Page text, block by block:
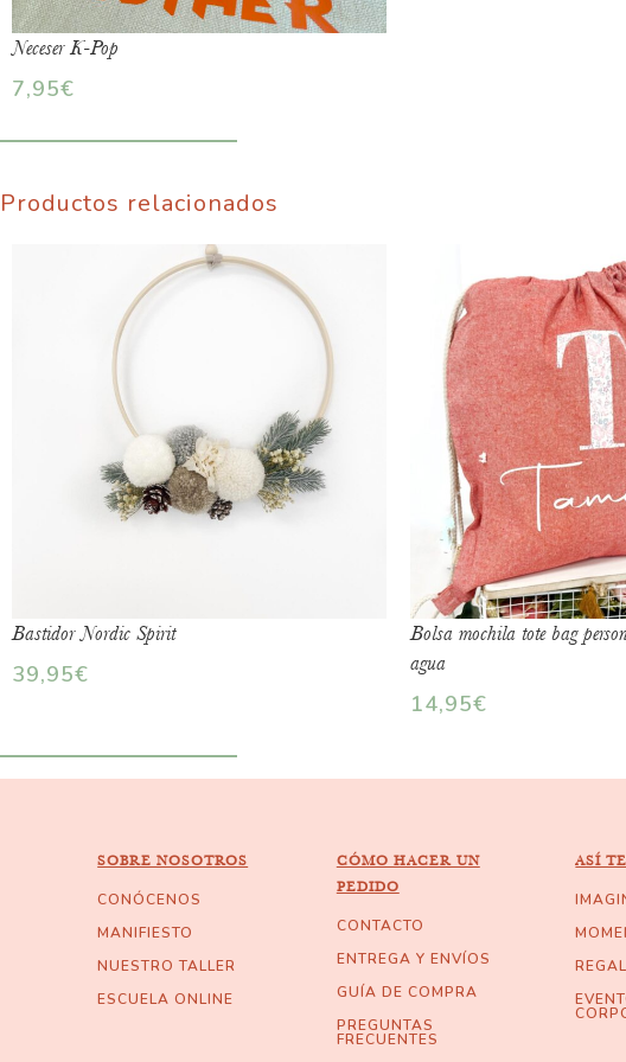
Neceser K-Pop
7,95€
Productos relacionados
Bastidor Nordic Spirit
39,95€
Bolsa mochila tote bag
agua
14,95€
SOBRE NOSOTROS
CONÓCENOS
MANIFIESTO
NUESTRO TALLER
ESCUELA ONLINE
CÓMO HACER UN
PEDIDO
CONTACTO
ENTREGA Y ENVÍOS
GUÍA DE COMPRA
PREGUNTAS
FRECUENTES
ASÍ